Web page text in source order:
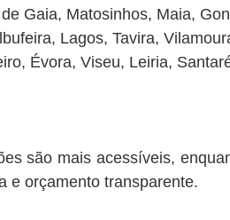
Gaia, Matosinhos, Maia,
Lagos, Tavira,
Évora, Viseu, Leiria,
são mais acessíveis,
e orçamento transparente.